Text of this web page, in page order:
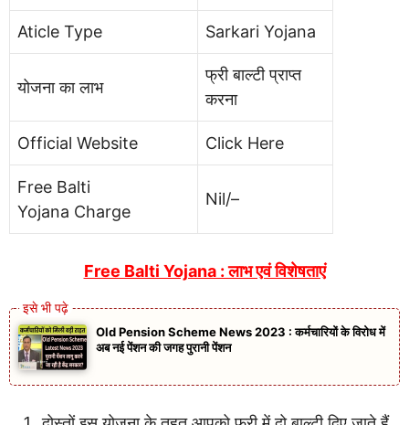
Aticle Type Sarkari Yojana
योजना का लाभ
फ्री बाल्टी प्राप्त
करना
Official Website Click Here
Free Balti
Yojana Charge
Nil/–
Free Balti Yojana : लाभ एवं विशेषताएं
Old Pension Scheme News 2023 : कर्मचारियों के विरोध में
अब नई पेंशन की जगह पुरानी पेंशन